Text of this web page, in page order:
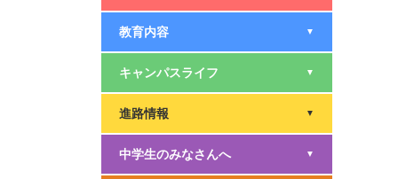
教育内容 ▼
キャンパスライフ ▼
進路情報 ▼
中学生のみなさんへ ▼